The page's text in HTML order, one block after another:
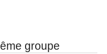
groupe